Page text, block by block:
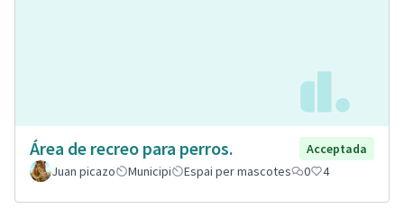
Área de recreo para perros.
Acceptada
Juan picazo
Municipi Espai per mascotes 0 4